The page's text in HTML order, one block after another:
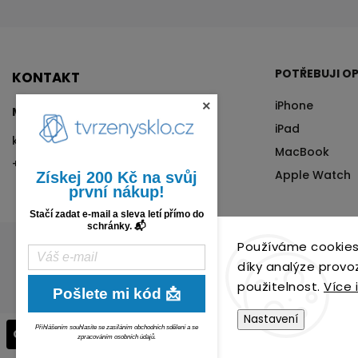
Používáme
díky analýze
použitelnost. Více
Nastavení
KONTAKT
Matyáš Kalina
kalina@tvrzenysklo.cz
+420 776 76 70 72
POTŘEBUJI
iPhone
iPad
MacBook
Apple Watch
Odstoupit od smlouvy
×
Získej 200 Kč na svůj
první nákup!
Stačí zadat e-mail a sleva letí přímo do
schránky. 📬
Pošlete mi kód 📩
Přihlášením souhlasíte se zasíláním obchodních sdělení a se
zpracováním osobních údajů.